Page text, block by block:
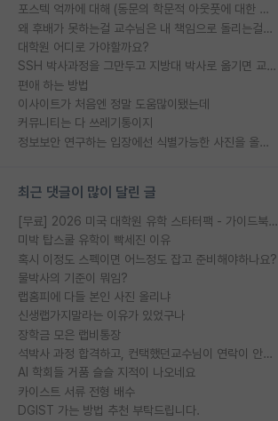
포스텍 억까에 대해 (동문의 학문적 아웃풋에 대한 반박)
왜 후배가 못하는걸 교수님은 내 책임으로 돌리는걸까요?
대학원 어디로 가야할까요?
SSH 박사과정을 그만두고 지방대 박사로 옮기면 교수의 꿈은 끝일까요?
편애 하는 방법
이사이트가 처음엔 정말 도움많이됐는데
커뮤니티는 다 쓰레기통이지
정보보안 연구하는 입장에선 식별가능한 사진을 올리는건 비추이긴함
최근 댓글이 많이 달린 글
[무료] 2026 미국 대학원 유학 스타터팩 - 가이드북 & 합격자 컨택메일 템플릿
미박 탑스쿨 유학이 빡세진 이유
혹시 이정도 스펙이면 어느정도 잡고 준비해야하나요?
물박사의 기준이 뭐임?
랩홈피에 다들 본인 사진 올리냐
신생랩가지말라는 이유가 있었구나
장학금 모은 랩비통장
석박사 과정 합격하고, 컨택했던교수님이 연락이 안됩니다...
AI 학회들 거품 슬슬 지적이 나오네요
카이스트 서류 전형 배수
DGIST 가는 방법 추천 부탁드립니다.